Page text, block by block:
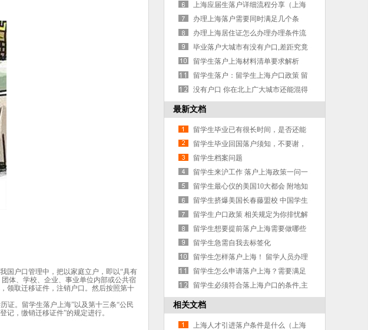
国户口管理中，把以家庭立户，即以“具有
体、学校、企业、事业单位内部或公共宿
领取迁移证件，注销户口。然后按照第十
证。留学生落户上海”以及第十三条“公民
，缴销迁移证件”的规定进行。
具备需要多长时间能办好
上海应届生落户详细流程分享（上海
应届生落户流程）
办理上海落户需要同时满足几个条
件？你知道吗？
办理上海居住证怎么办理办理条件流
程程序怎么走
毕业落户大城市有没有户口,差距究竟
有多大
留学生落户上海材料清单要求解析
留学生落户：留学生上海户口政策 留
学生落户上海新政策
没有户口 你在北上广大城市还能混得
下去吗？
最新文档
留学生毕业已有很长时间，是否还能
申请办理上海户口
留学生毕业回国落户须知，不要谢，
我们外号叫雷锋
留学生档案问题
留学生来沪工作 落户上海政策一问一
答
留学生最心仪的美国10大都会 附地知
名大学推荐
留学生挤爆美国长春藤盟校 中国学生
人数最多
留学生户口政策 相关规定为你排忧解
难
留学生想要提前落户上海需要做哪些
准备？
留学生急需自我去标签化
留学生怎样落户上海！ 留学人员办理
上海户口须知
留学生怎么申请落户上海？需要满足
什么条件？
留学生必须符合落上海户口的条件,主
要表现在哪几个方面
相关文档
上海人才引进落户条件是什么（上海